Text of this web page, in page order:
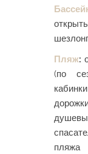
Пляж:
(по
пляжа